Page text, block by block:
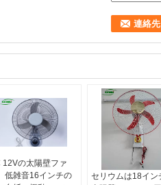
12Vの太陽壁ファ
低雑音16インチの
セリウムは18イン